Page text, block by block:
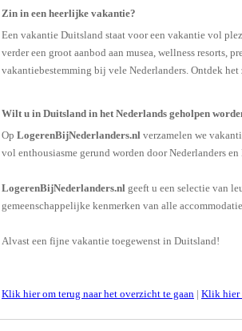
Zin in een heerlijke vakantie?
Een vakantie Duitsland staat voor een vakantie vol
verder een groot aanbod aan musea, wellness resorts,
vakantiebestemming bij vele Nederlanders. Ontdek het
Wilt u in Duitsland in het Nederlands geholpen
​Op LogerenBijNederlanders.nl verzamelen we
vol enthousiasme gerund worden door Nederlanders
LogerenBijNederlanders.nl geeft u een selectie van
gemeenschappelijke kenmerken van alle
Alvast een fijne vakantie toegewenst in Duitsland!
Klik hier om terug naar het overzicht te gaan | Klik hier